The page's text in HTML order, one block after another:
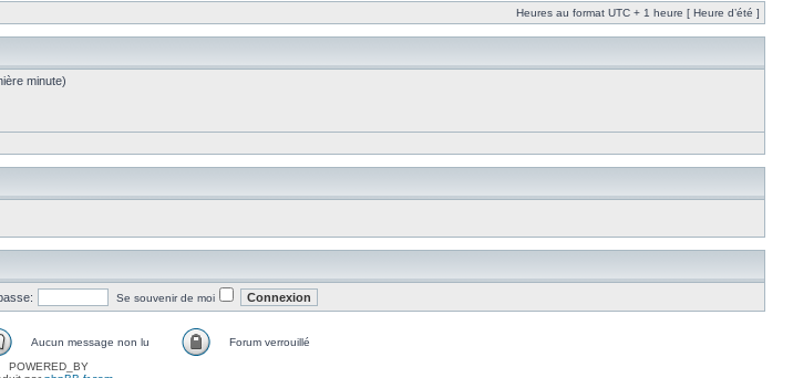
Heures au format UTC + 1 heure [ Heure d’été ]
minute)
Se souvenir de moi
Aucun message non lu
Forum verrouillé
POWERED_BY